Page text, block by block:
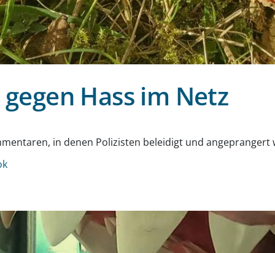
Hass im Netz
in denen Polizisten beleidigt und